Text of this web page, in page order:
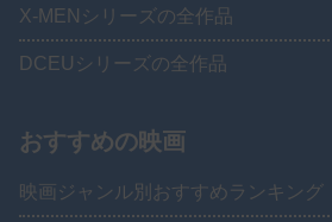
X-MENシリーズの全作品
DCEUシリーズの全作品
おすすめの映画
映画ジャンル別おすすめランキング